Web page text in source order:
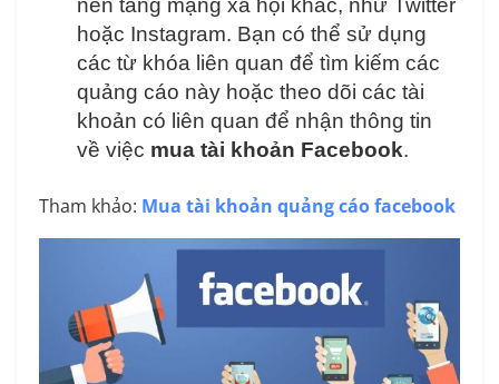
hoặc Instagram. Bạn có thể sử dụng
các từ khóa liên quan để tìm kiếm các
quảng cáo này hoặc theo dõi các tài
khoản có liên quan để nhận thông tin
về việc mua tài khoản Facebook.
Tham khảo: Mua tài khoản quảng cáo facebook